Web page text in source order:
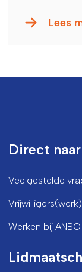
Lees
Direct naar
Veelgestelde
Vrijwilligers(werk)
Werken bij